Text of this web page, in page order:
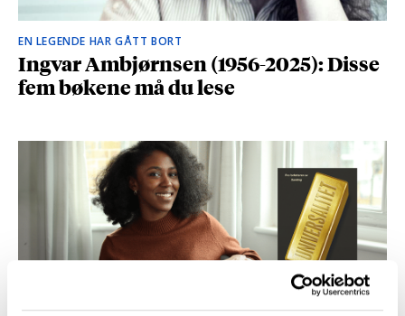
EN LEGENDE HAR GÅTT BORT
Ingvar Ambjørnsen (1956-2025): Disse
fem bøkene må du lese